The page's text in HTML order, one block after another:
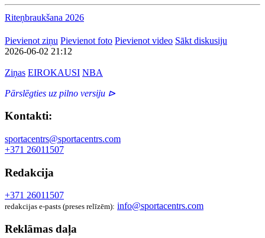
Riteņbraukšana 2026
Pievienot ziņu Pievienot foto Pievienot video Sākt diskusiju
2026-06-02 21:12
Ziņas EIROKAUSI NBA
Pārslēgties uz pilno versiju ⊳
Kontakti:
sportacentrs@sportacentrs.com
+371 26011507
Redakcija
+371 26011507
redakcijas e-pasts (preses relīzēm): info@sportacentrs.com
Reklāmas daļa